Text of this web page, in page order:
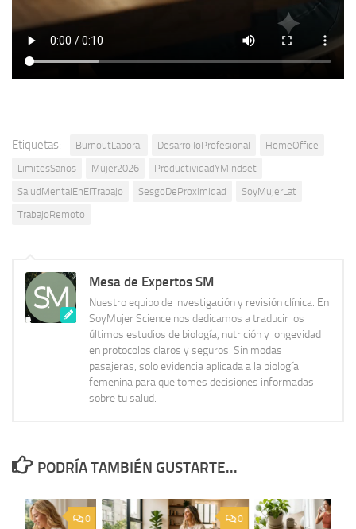
Etiquetas: BurnoutLaboral DesarrolloProfesional
HomeOffice
LimitesSanos
Mujer2026
ProductividadYMindset
SaludMentalEnElTrabajo
SesgoDeProximidad
SoyMujerLat
TrabajoRemoto
Mesa de Expertos SM
Nuestro equipo de investigación y revisión clínica. En
SoyMujer Science nos dedicamos a traducir los
últimos estudios de biología, nutrición y longevidad
en protocolos claros y seguros. Sin modas
pasajeras, solo evidencia aplicada a la biología
femenina para que tomes decisiones informadas
sobre tu salud.
PODRÍA TAMBIÉN GUSTARTE...
0
0